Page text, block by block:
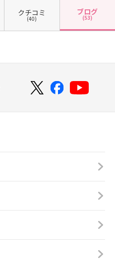
クチコミ
(40)
ブログ
(53)